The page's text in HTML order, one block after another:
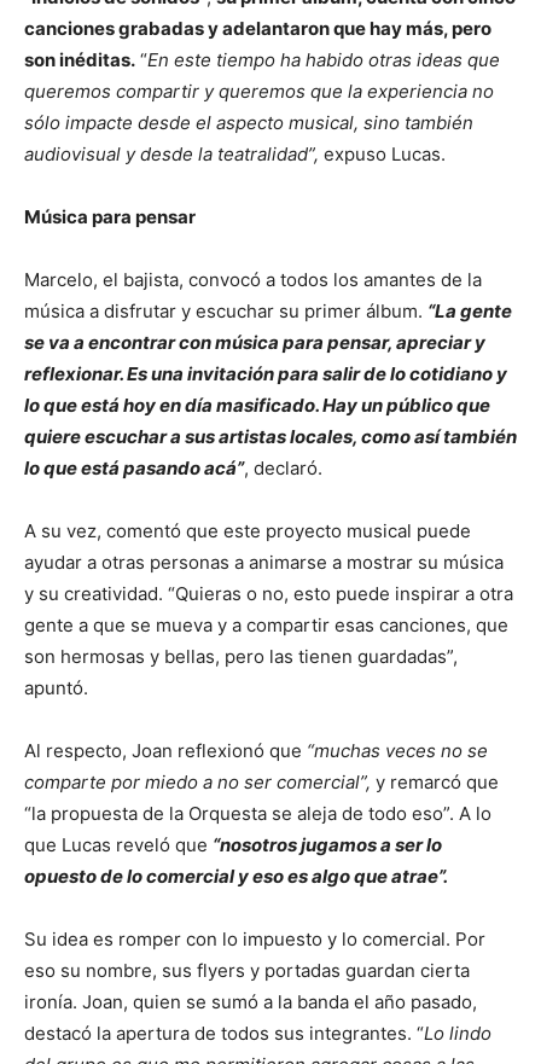
canciones grabadas y adelantaron que hay más, pero
son inéditas. “En este tiempo ha habido otras ideas que
queremos compartir y queremos que la experiencia no
sólo impacte desde el aspecto musical, sino también
audiovisual y desde la teatralidad”, expuso Lucas.
Música para pensar
Marcelo, el bajista, convocó a todos los amantes de la
música a disfrutar y escuchar su primer álbum. “La gente
se va a encontrar con música para pensar, apreciar y
reflexionar. Es una invitación para salir de lo cotidiano y
lo que está hoy en día masificado. Hay un público que
quiere escuchar a sus artistas locales, como así también
lo que está pasando acá”, declaró.
A su vez, comentó que este proyecto musical puede
ayudar a otras personas a animarse a mostrar su música
y su creatividad. “Quieras o no, esto puede inspirar a otra
gente a que se mueva y a compartir esas canciones, que
son hermosas y bellas, pero las tienen guardadas”,
apuntó.
Al respecto, Joan reflexionó que “muchas veces no se
comparte por miedo a no ser comercial”, y remarcó que
“la propuesta de la Orquesta se aleja de todo eso”. A lo
que Lucas reveló que “nosotros jugamos a ser lo
opuesto de lo comercial y eso es algo que atrae”.
Su idea es romper con lo impuesto y lo comercial. Por
eso su nombre, sus flyers y portadas guardan cierta
ironía. Joan, quien se sumó a la banda el año pasado,
destacó la apertura de todos sus integrantes. “Lo lindo